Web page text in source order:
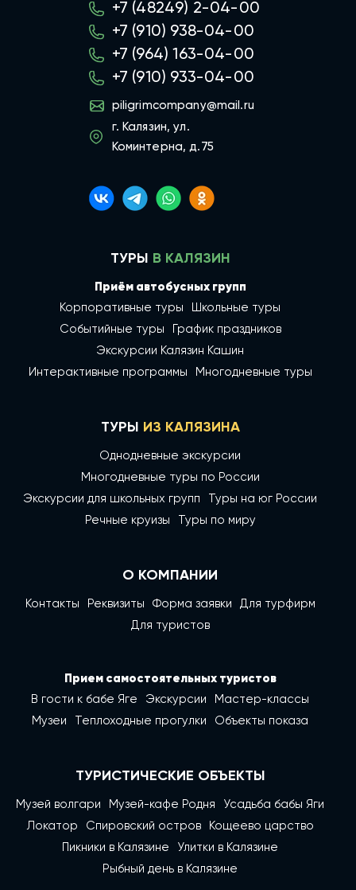
ТУРЫ В КАЛЯЗИН
Приём автобусных групп
Корпоративные туры
Школьные туры
Событийные туры
График праздников
Экскурсии Калязин Кашин
Интерактивные программы
Многодневные туры
ТУРЫ ИЗ КАЛЯЗИНА
Однодневные экскурсии
Многодневные туры по России
Экскурсии для школьных групп
Туры на юг России
Речные круизы
Туры по миру
О КОМПАНИИ
Контакты Реквизиты Форма заявки
Для турфирм
Для туристов
Прием самостоятельных туристов
В гости к бабе Яге
Экскурсии
Мастер-классы
Музеи
Теплоходные прогулки Объекты показа
ТУРИСТИЧЕСКИЕ ОБЪЕКТЫ
Музей волгари Музей-кафе Родня
Усадьба бабы Яги
Локатор
Спировский остров
Кощеево царство
Пикники в Калязине
Улитки в Калязине
Рыбный день в Калязине
+7 (48249) 2-04-00
+7 (910) 938-04-00
+7 (964) 163-04-00
+7 (910) 933-04-00
piligrimcompany@mail.ru
г. Калязин, ул.
Коминтерна, д.75